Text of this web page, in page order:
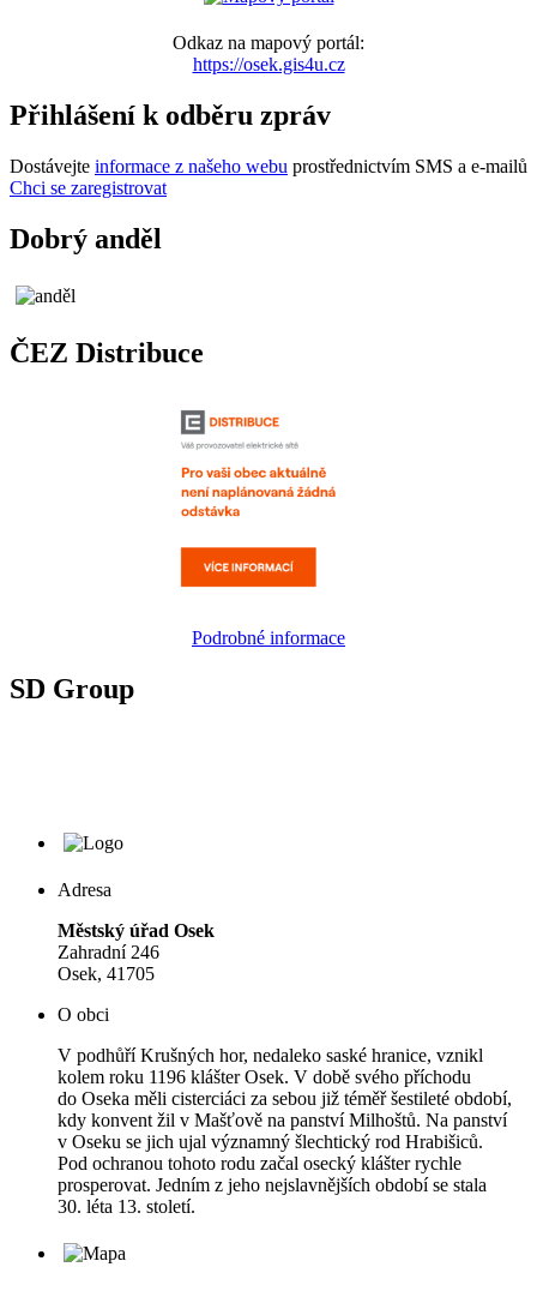
Odkaz na mapový portál:
https://osek.gis4u.cz
Přihlášení k odběru zpráv
Dostávejte informace z našeho webu prostřednictvím SMS a e-mailů
Chci se zaregistrovat
Dobrý anděl
ČEZ Distribuce
Podrobné informace
SD Group
Adresa
Městský úřad Osek
Zahradní 246
Osek, 41705
O obci
V podhůří Krušných hor, nedaleko saské hranice, vznikl
kolem roku 1196 klášter Osek. V době svého příchodu
do Oseka měli cisterciáci za sebou již téměř šestileté období,
kdy konvent žil v Mašťově na panství Milhoštů. Na panství
v Oseku se jich ujal významný šlechtický rod Hrabišiců.
Pod ochranou tohoto rodu začal osecký klášter rychle
prosperovat. Jedním z jeho nejslavnějších období se stala
30. léta 13. století.